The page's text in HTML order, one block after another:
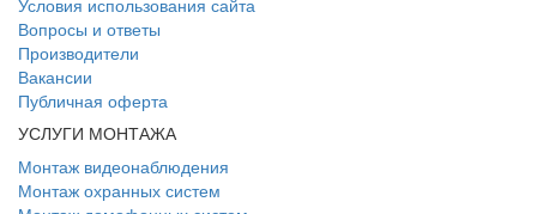
Условия использования сайта
Вопросы и ответы
Производители
Вакансии
Публичная оферта
УСЛУГИ МОНТАЖА
Монтаж видеонаблюдения
Монтаж охранных систем